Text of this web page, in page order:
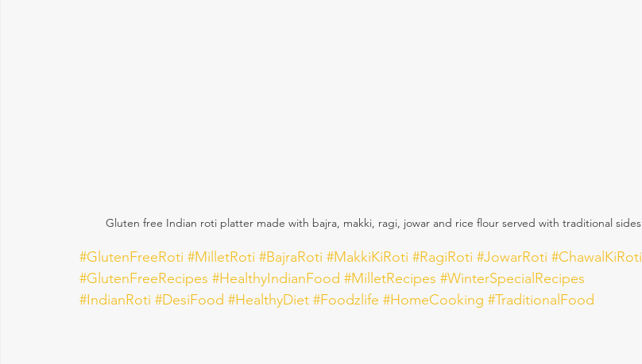
Gluten free Indian roti platter made with bajra, makki, ragi, jowar and rice flour served with traditional sides
#GlutenFreeRoti #MilletRoti #BajraRoti #MakkiKiRoti #RagiRoti #JowarRoti #ChawalKiRoti
#GlutenFreeRecipes #HealthyIndianFood #MilletRecipes #WinterSpecialRecipes
#IndianRoti #DesiFood #HealthyDiet #Foodzlife #HomeCooking #TraditionalFood